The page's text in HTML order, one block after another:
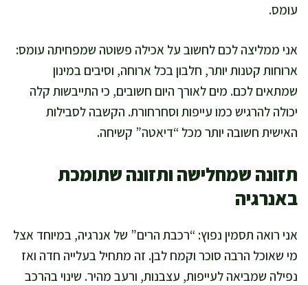
עומס.
אני ממליצה לכם לחשוב על אכילה פשוטה שמפחיתה עומס:
ארוחות קטנות יותר, חלבון בכל ארוחה, וסיבים במינון
שמתאים לכם. מים לאורך היום חשובים, כי התייבשות קלה
יכולה להרגיש כמו עייפות וסחרחורת. הקשבה לסבילות
האישית חשובה יותר מכל “דיאטה” קשיחה.
תזונה שמחלישה ותזונה שתומכת
באנרגיה
אני רואה תסמין נפוץ: “רכבת הרים” של אנרגיה, במיוחד אצל
מי שאוכל הרבה סוכר וקמח לבן. זה מתחיל בעלייה חדה ואז
נפילה שמביאה לעייפות, עצבנות, ורעב מהיר. שינוי בהרכב